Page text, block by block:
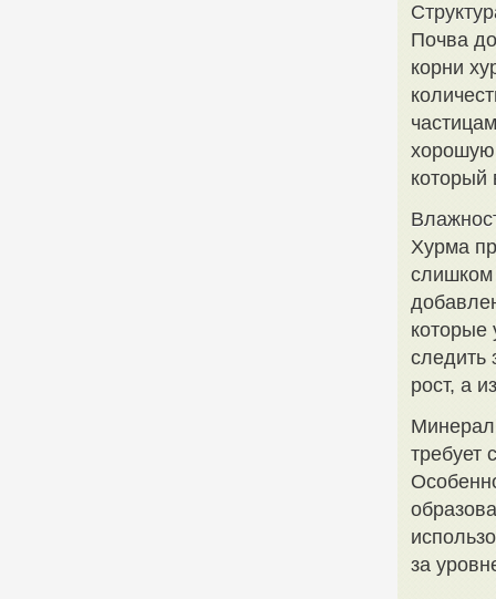
Почва
корни
хорошую
который
Хурма
которые
следить
рост, а
требует
за